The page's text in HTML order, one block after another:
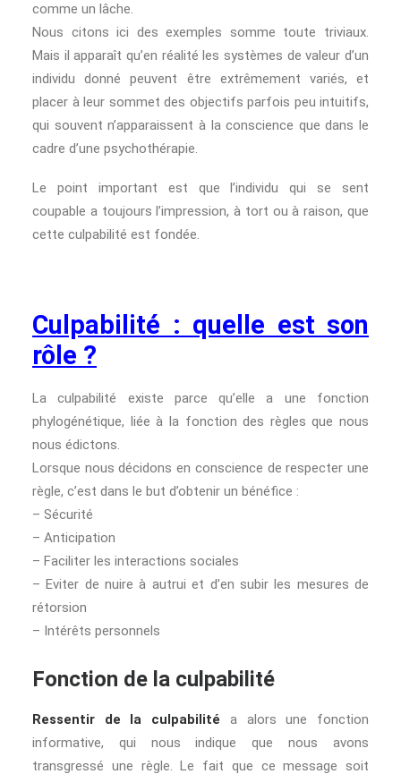
comme un lâche.
Nous citons ici des exemples somme toute triviaux.
Mais il apparaît qu’en réalité les systèmes de valeur d’un
individu donné peuvent être extrêmement variés, et
placer à leur sommet des objectifs parfois peu intuitifs,
qui souvent n’apparaissent à la conscience que dans le
cadre d’une psychothérapie.
Le point important est que l’individu qui se sent
coupable a toujours l’impression, à tort ou à raison, que
cette culpabilité est fondée.
Culpabilité : quelle est son
rôle ?
La culpabilité existe parce qu’elle a une fonction
phylogénétique, liée à la fonction des règles que nous
nous édictons.
Lorsque nous décidons en conscience de respecter une
règle, c’est dans le but d’obtenir un bénéfice :
– Sécurité
– Anticipation
– Faciliter les interactions sociales
– Eviter de nuire à autrui et d’en subir les mesures de
rétorsion
– Intérêts personnels
Fonction de la culpabilité
Ressentir de la culpabilité a alors une fonction
informative, qui nous indique que nous avons
transgressé une règle. Le fait que ce message soit